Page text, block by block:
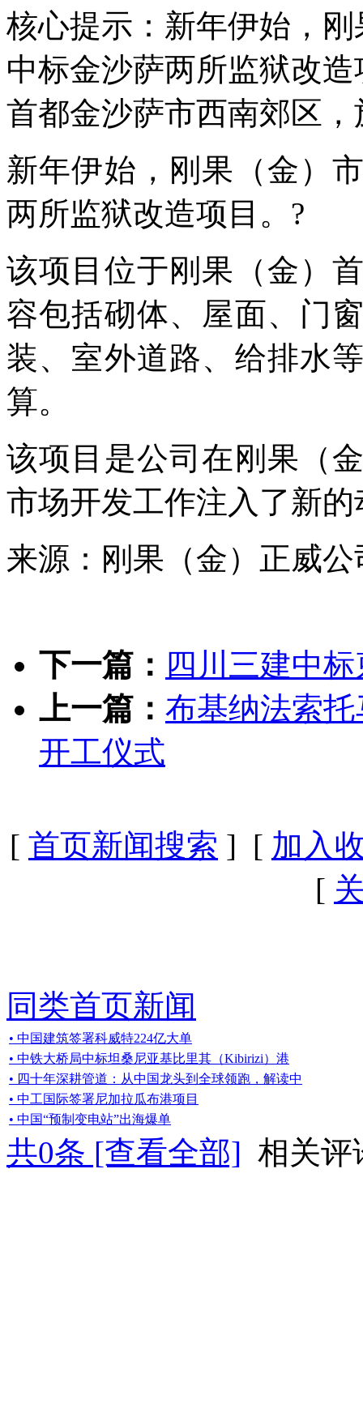
核心提示：新年伊始，
中标金沙萨两所监狱改
首都金沙萨市西南郊区
新年伊始，刚果（金）
两所监狱改造项目。?
该项目位于刚果（金）
容包括砌体、屋面、门
装、室外道路、给排水
算。
该项目是公司在刚果（
市场开发工作注入了新的
来源：刚果（金）正威
下一篇： 四川三建中
上一篇： 布基纳法索
开工仪式
[ 首页新闻搜索 ] [ 加入
[
同类首页新闻
• 中国建筑签署科威特224亿大单
• 中铁大桥局中标坦桑尼亚基比里其（Kibirizi）港
• 四十年深耕管道：从中国龙头到全球领跑，解读中
• 中工国际签署尼加拉瓜布港项目
• 中国“预制变电站”出海爆单
共0条 [查看全部] 相关评